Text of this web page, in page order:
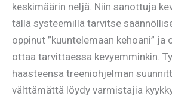
keskimäärin neljä. Niin sanottuja
tällä systeemillä tarvitse
oppinut ”kuuntelemaan kehoani” ja
ottaa tarvittaessa kevyemminkin.
haasteensa treeniohjelman
välttämättä löydy varmistajia